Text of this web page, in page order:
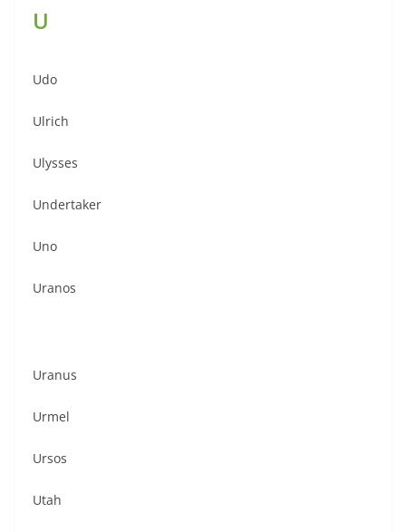
U
Udo
Ulrich
Ulysses
Undertaker
Uno
Uranos
Uranus
Urmel
Ursos
Utah